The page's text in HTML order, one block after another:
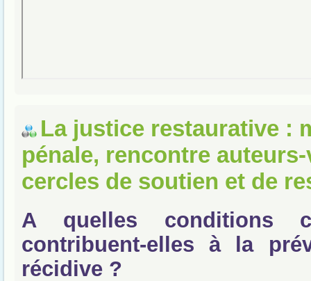
La justice restaurative :
pénale, rencontre
cercles de soutien et de
A quelles conditions
contribuent-elles à la
récidive ?